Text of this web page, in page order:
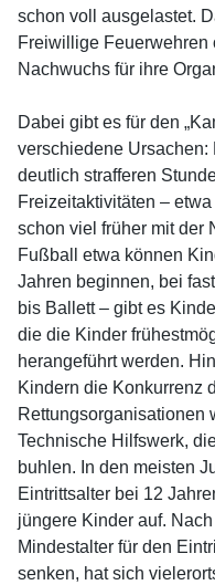
schon voll ausgelastet.
Freiwillige Feuerwehren
Nachwuchs für ihre
Dabei gibt es für den
verschiedene Ursachen:
deutlich strafferen
Freizeitaktivitäten –
schon viel früher mit der
Fußball etwa können
Jahren beginnen, bei
bis Ballett – gibt es
die die Kinder
herangeführt werden.
Kindern die Konkurrenz
Rettungsorganisationen
Technische Hilfswerk,
buhlen. In den meisten
Eintrittsalter bei 12
jüngere Kinder auf.
Mindestalter für den
senken, hat sich